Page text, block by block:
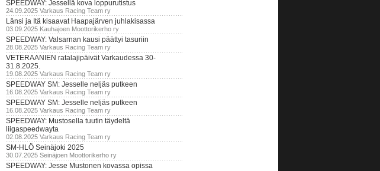
SPEEDWAY: Jessellä kova loppurutistus
24.09.2025 Varkaus Racing Team ry
Länsi ja Itä kisaavat Haapajärven juhlakisassa
03.09.2025 Kauhajoen Moottorikerho ry
SPEEDWAY: Valsarnan kausi päättyi tasuriin
28.08.2025 Varkaus Racing Team ry
VETERAANIEN ratalajipäivät Varkaudessa 30-
31.8.2025.
19.08.2025 Varkaus Racing Team ry
SPEEDWAY SM: Jesselle neljäs putkeen
16.08.2025 Varkaus Racing Team ry
SPEEDWAY SM: Jesselle neljäs putkeen
16.08.2025 Varkaus Racing Team ry
SPEEDWAY: Mustosella tuutin täydeltä
liigaspeedwayta
02.08.2025 Varkaus Racing Team ry
SM-HLÖ Seinäjoki 2025
30.07.2025 Seinäjoen Moottorikerho ry
SPEEDWAY: Jesse Mustonen kovassa opissa